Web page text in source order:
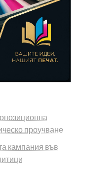
проучване
кампания във